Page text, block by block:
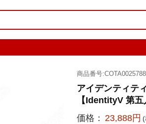
商品番号:COTA0025788
アイデンティテ
【IdentityV 第
価格： 23,888円